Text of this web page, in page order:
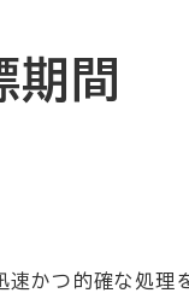
期間
かつ的確な処理